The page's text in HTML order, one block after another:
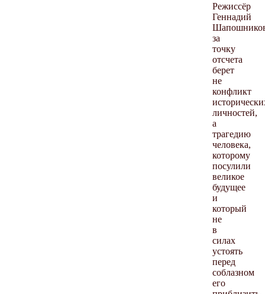
Режиссёр
Геннадий
за
точку
отсчета
берет
не
конфликт
личностей,
а
трагедию
человека,
которому
посулили
великое
будущее
и
который
не
в
силах
устоять
перед
соблазном
его